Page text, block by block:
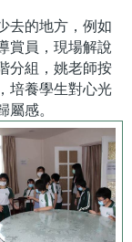
去的地方，例如
賞員，現場解說
分組，姚老師按
培養學生對心光
屬感。